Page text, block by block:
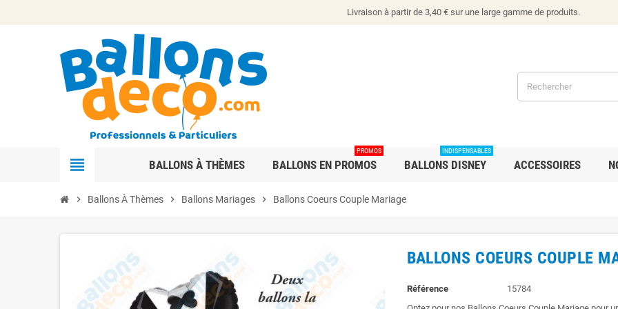
Livraison à partir de 3,40 € sur une large gamme de produits.
view_headline BALLONS À THÈMES BALLONS EN PROMOS
PROMOS
BALLONS DISNEY
INDISPENSABLES
ACCESSOIRES
chevron_right Ballons À Thèmes chevron_right Ballons Mariages chevron_right Ballons Coeurs Couple Mariage
BALLONS COEURS COUPLE
Référence
15784